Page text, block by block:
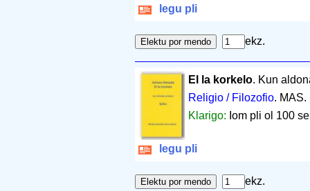
legu pli
ekz.
El la korkelo. Kun
Religio / Filozofio.
Klarigo: Iom pli ol 100
legu pli
ekz.